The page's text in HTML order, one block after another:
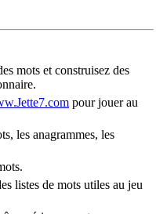
mots et construisez des
pour jouer au
les anagrammes, les
listes de mots utiles au jeu